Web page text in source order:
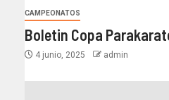
CAMPEONATOS
Boletin Copa
4 junio, 2025 admin